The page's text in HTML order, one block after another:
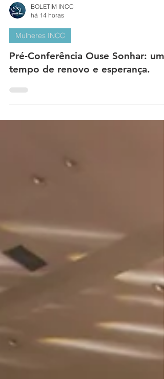
BOLETIM INCC
há 14 horas
Mulheres INCC
Pré-Conferência Ouse Sonhar: um
tempo de renovo e esperança.